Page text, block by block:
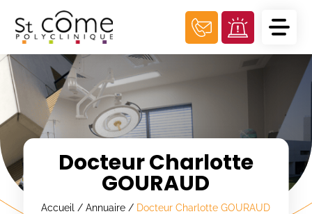
Docteur Charlotte
GOURAUD
Accueil /Annuaire / Docteur Charlotte GOURAUD